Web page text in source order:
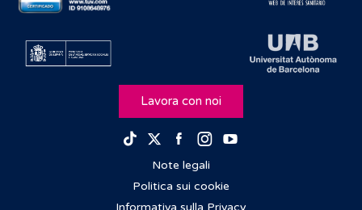
Lavora con noi
TikTokTwitterFacebook
Instagram
Note legali
Politica sui cookie
Informativa sulla Privacy